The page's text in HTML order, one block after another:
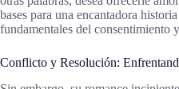
bases para una encantadora
fundamentales del consentimiento
Conflicto y Resolución: